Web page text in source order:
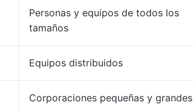
Personas y equipos de todos los
tamaños
Equipos distribuidos
Corporaciones pequeñas y grandes